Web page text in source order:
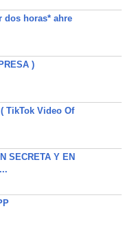
dos horas* ahre
)
TikTok Video Of
SECRETA Y EN